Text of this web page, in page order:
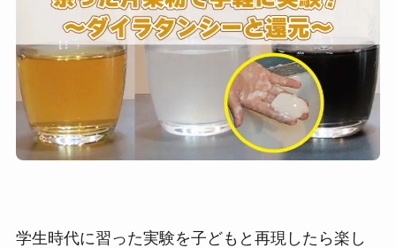
学生時代に習った実験を子どもと再現したら楽し